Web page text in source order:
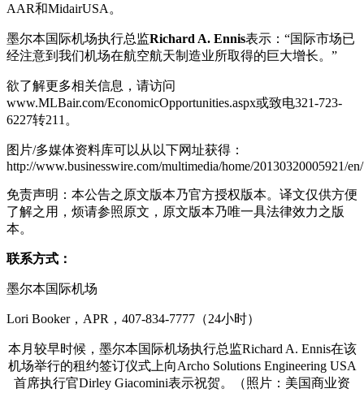
AAR和MidairUSA。
墨尔本国际机场执行总监Richard A. Ennis表示：“国际市场已
经注意到我们机场在航空航天制造业所取得的巨大增长。”
欲了解更多相关信息，请访问
www.MLBair.com/EconomicOpportunities.aspx或致电321-723-
6227转211。
图片/多媒体资料库可以从以下网址获得：
http://www.businesswire.com/multimedia/home/20130320005921/en/
免责声明：本公告之原文版本乃官方授权版本。译文仅供方便
了解之用，烦请参照原文，原文版本乃唯一具法律效力之版
本。
联系方式：
墨尔本国际机场
Lori Booker，APR，407-834-7777（24小时）
本月较早时候，墨尔本国际机场执行总监Richard A. Ennis在该
机场举行的租约签订仪式上向Archo Solutions Engineering USA
首席执行官Dirley Giacomini表示祝贺。（照片：美国商业资